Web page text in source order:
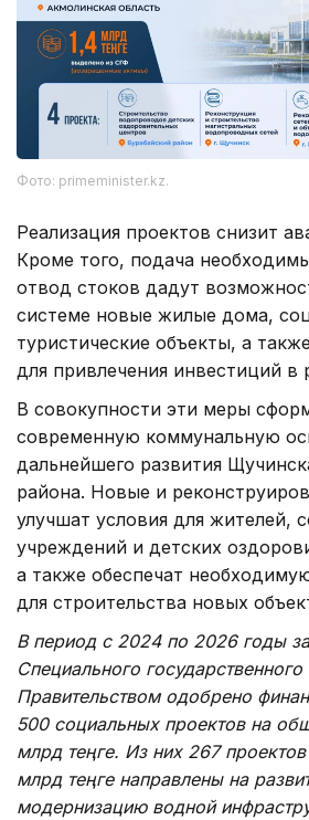
Фото: primeminister.kz.
Реализация проектов снизит
Кроме того, подача
отвод стоков дадут
системе новые жилые дома,
туристические объекты, а
для привлечения инвестиций в
В совокупности эти меры
современную коммунальную
дальнейшего развития
района. Новые и
улучшат условия для жителей,
учреждений и детских
а также обеспечат
для строительства новых
В период с 2024 по 2026 годы
Специального
Правительством одобрено
500 социальных проектов на
млрд теңге. Из них 267
млрд теңге направлены на
модернизацию водной